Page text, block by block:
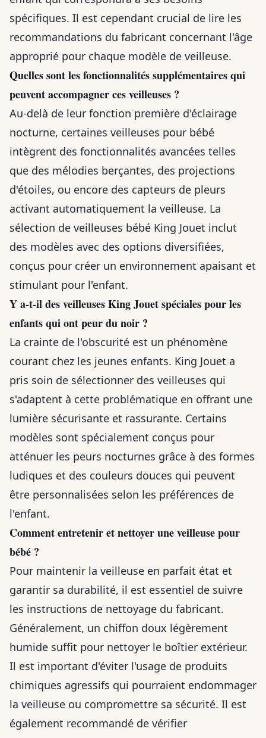
spécifiques. Il est cependant crucial de lire les
recommandations du fabricant concernant l'âge
approprié pour chaque modèle de veilleuse.
Quelles sont les fonctionnalités supplémentaires qui
peuvent accompagner ces veilleuses ?
Au-delà de leur fonction première d'éclairage
nocturne, certaines veilleuses pour bébé
intègrent des fonctionnalités avancées telles
que des mélodies berçantes, des projections
d'étoiles, ou encore des capteurs de pleurs
activant automatiquement la veilleuse. La
sélection de veilleuses bébé King Jouet inclut
des modèles avec des options diversifiées,
conçus pour créer un environnement apaisant et
stimulant pour l'enfant.
Y a-t-il des veilleuses King Jouet spéciales pour les
enfants qui ont peur du noir ?
La crainte de l'obscurité est un phénomène
courant chez les jeunes enfants. King Jouet a
pris soin de sélectionner des veilleuses qui
s'adaptent à cette problématique en offrant une
lumière sécurisante et rassurante. Certains
modèles sont spécialement conçus pour
atténuer les peurs nocturnes grâce à des formes
ludiques et des couleurs douces qui peuvent
être personnalisées selon les préférences de
l'enfant.
Comment entretenir et nettoyer une veilleuse pour
bébé ?
Pour maintenir la veilleuse en parfait état et
garantir sa durabilité, il est essentiel de suivre
les instructions de nettoyage du fabricant.
Généralement, un chiffon doux légèrement
humide suffit pour nettoyer le boîtier extérieur.
Il est important d'éviter l'usage de produits
chimiques agressifs qui pourraient endommager
la veilleuse ou compromettre sa sécurité. Il est
également recommandé de vérifier